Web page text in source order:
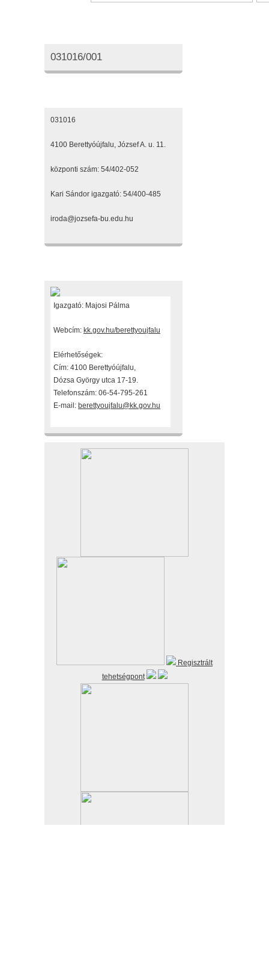
031016/001
031016
4100 Berettyóújfalu, József A. u. 11.
központi szám: 54/402-052
Kari Sándor igazgató: 54/400-485
iroda@jozsefa-bu.edu.hu
Igazgató: Majosi Pálma
Webcím: kk.gov.hu/berettyoujfalu
Elérhetőségek:
Cím: 4100 Berettyóújfalu,
Dózsa György utca 17-19.
Telefonszám: 06-54-795-261
E-mail: berettyoujfalu@kk.gov.hu
Regisztrált
tehetségpont